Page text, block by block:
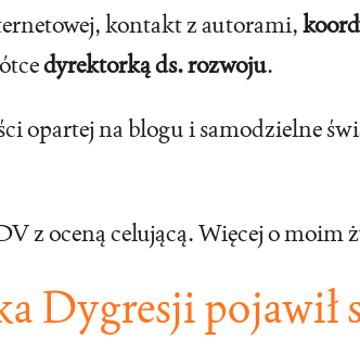
kontakt z autorami,
dyrektorką ds. rozwoju.
opartej na blogu i samodzielne
z oceną celującą. Więcej o moim
Dygresjipojawił